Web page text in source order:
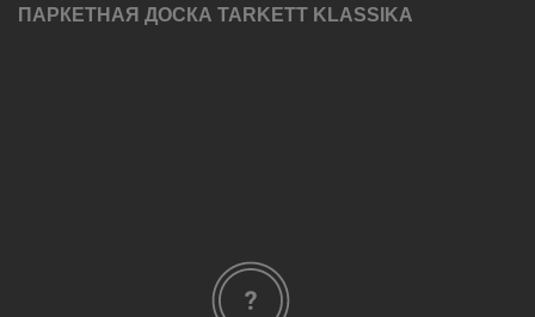
ПАРКЕТНАЯ ДОСКА TARKETT KLASSIKA